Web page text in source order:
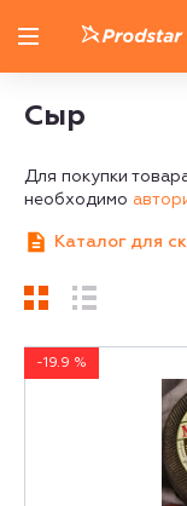
Сыр
Для покупки
необходимо
Каталог для
-19.9 %